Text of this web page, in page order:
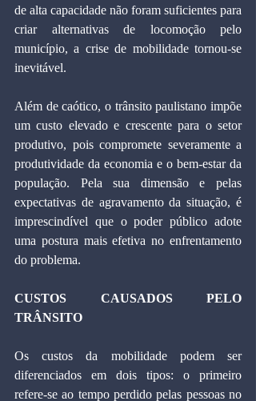
de alta capacidade não foram suficientes para
criar alternativas de locomoção pelo
município, a crise de mobilidade tornou-se
inevitável.
Além de caótico, o trânsito paulistano impõe
um custo elevado e crescente para o setor
produtivo, pois compromete severamente a
produtividade da economia e o bem-estar da
população. Pela sua dimensão e pelas
expectativas de agravamento da situação, é
imprescindível que o poder público adote
uma postura mais efetiva no enfrentamento
do problema.
CUSTOS CAUSADOS PELO
TRÂNSITO
Os custos da mobilidade podem ser
diferenciados em dois tipos: o primeiro
refere-se ao tempo perdido pelas pessoas no